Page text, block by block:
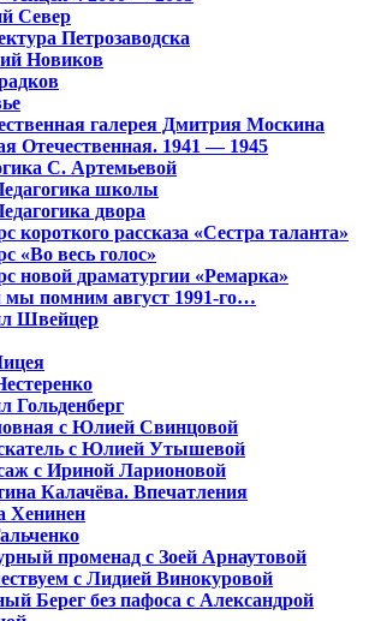
Север
Петрозаводска
Новиков
галерея Дмитрия Москина
Отечественная. 1941 — 1945
С. Артемьевой
школы
двора
короткого рассказа «Сестра таланта»
«Во весь голос»
новой драматургии «Ремарка»
помним август 1991-го…
Швейцер
Гольденберг
с Юлией Свинцовой
с Юлией Утышевой
с Ириной Ларионовой
Калачёва. Впечатления
Хенинен
променад с Зоей Арнаутовой
с Лидией Винокуровой
Берег без пафоса с Александрой